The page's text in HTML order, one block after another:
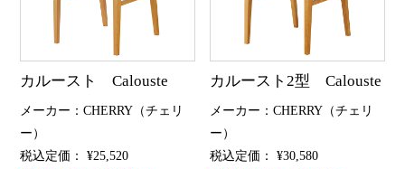
カルースト Calouste
メーカー：CHERRY（チェリ
ー）
税込定価： ¥25,520
カルースト2型 Calouste
メーカー：CHERRY（チェリ
ー）
税込定価： ¥30,580